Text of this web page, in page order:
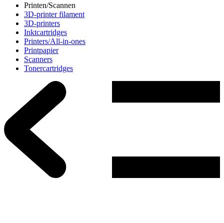
Printen/Scannen
3D-printer filament
3D-printers
Inktcartridges
Printers/All-in-ones
Printpapier
Scanners
Tonercartridges